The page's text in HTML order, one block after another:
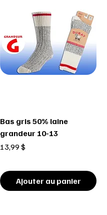
Bas gris 50% laine
grandeur 10-13
Prix
13,99 $
Ajouter au panier